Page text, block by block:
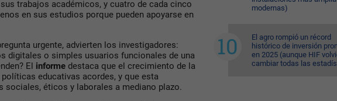
trabajos académicos, y cuatro de cada cinco
en sus estudios porque pueden apoyarse en
urgente, advierten los investigadores:
digitales o simples usuarios funcionales de una
El informe destaca que el crecimiento de la
educativas acordes, y que esta
sociales, éticos y laborales a mediano plazo.
modernas)
El agro rompió un récord
histórico de inversión
en 2025 (aunque HIF
cambiar todas las